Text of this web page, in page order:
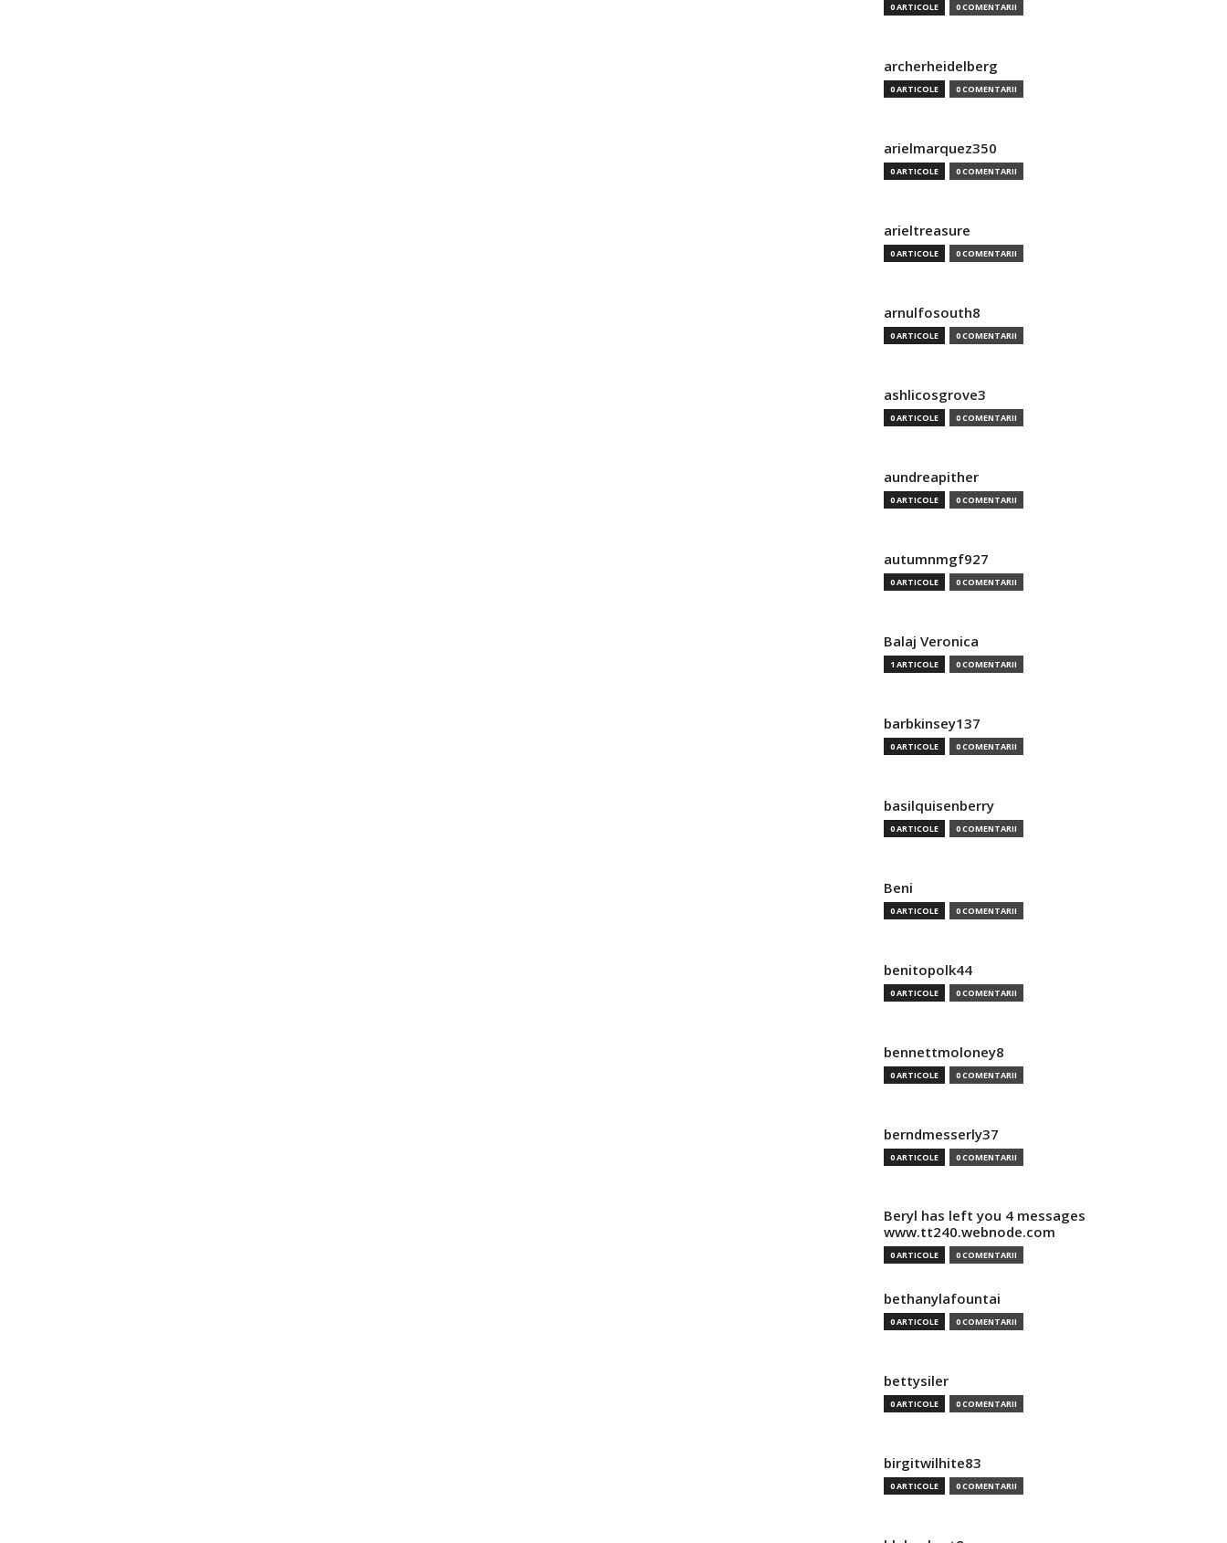
0 ARTICOLE 0 COMENTARII
archerheidelberg
0 ARTICOLE 0 COMENTARII
arielmarquez350
0 ARTICOLE 0 COMENTARII
arieltreasure
0 ARTICOLE 0 COMENTARII
arnulfosouth8
0 ARTICOLE 0 COMENTARII
ashlicosgrove3
0 ARTICOLE 0 COMENTARII
aundreapither
0 ARTICOLE 0 COMENTARII
autumnmgf927
0 ARTICOLE 0 COMENTARII
Balaj Veronica
1 ARTICOLE 0 COMENTARII
barbkinsey137
0 ARTICOLE 0 COMENTARII
basilquisenberry
0 ARTICOLE 0 COMENTARII
Beni
0 ARTICOLE 0 COMENTARII
benitopolk44
0 ARTICOLE 0 COMENTARII
bennettmoloney8
0 ARTICOLE 0 COMENTARII
berndmesserly37
0 ARTICOLE 0 COMENTARII
Beryl has left you 4 messages
www.tt240.webnode.com
0 ARTICOLE 0 COMENTARII
bethanylafountai
0 ARTICOLE 0 COMENTARII
bettysiler
0 ARTICOLE 0 COMENTARII
birgitwilhite83
0 ARTICOLE 0 COMENTARII